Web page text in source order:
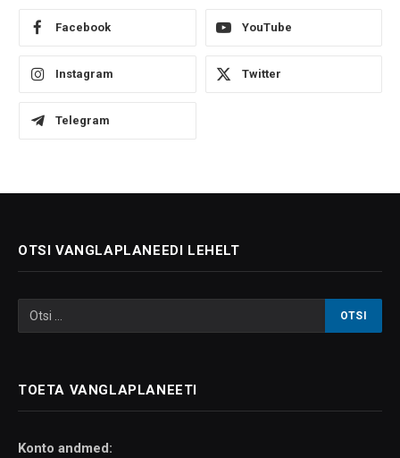
Facebook YouTube
Instagram Twitter
Telegram
OTSI VANGLAPLANEEDI LEHELT
TOETA VANGLAPLANEETI
Konto andmed: